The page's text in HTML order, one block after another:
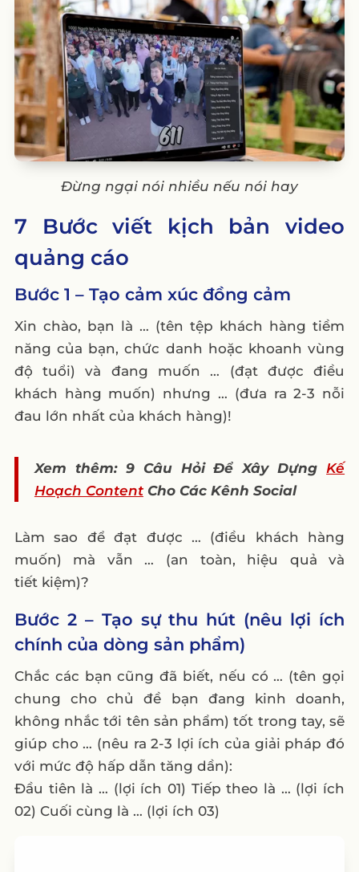
Đừng ngại nói nhiều nếu nói hay
7 Bước viết kịch bản video
quảng cáo
Bước 1 – Tạo cảm xúc đồng cảm
Xin chào, bạn là … (tên tệp khách hàng tiềm
năng của bạn, chức danh hoặc khoanh vùng
độ tuổi) và đang muốn … (đạt được điều
khách hàng muốn) nhưng … (đưa ra 2-3 nỗi
đau lớn nhất của khách hàng)!
Xem thêm: 9 Câu Hỏi Để Xây DựngKế
Hoạch ContentCho Các Kênh Social
Làm sao để đạt được … (điều khách hàng
muốn) mà vẫn … (an toàn, hiệu quả và
tiết kiệm)?
Bước 2 – Tạo sự thu hút (nêu lợi ích
chính của dòng sản phẩm)
Chắc các bạn cũng đã biết, nếu có … (tên gọi
chung cho chủ đề bạn đang kinh doanh,
không nhắc tới tên sản phẩm) tốt trong tay, sẽ
giúp cho … (nêu ra 2-3 lợi ích của giải pháp đó
với mức độ hấp dẫn tăng dần):
Đầu tiên là … (lợi ích 01) Tiếp theo là … (lợi ích
02) Cuối cùng là … (lợi ích 03)